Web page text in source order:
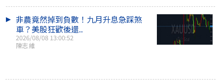
非農竟然掉到負數！九月升息急踩煞
車？美股狂歡後還..
2026/08/08 13:00:52
陳志維